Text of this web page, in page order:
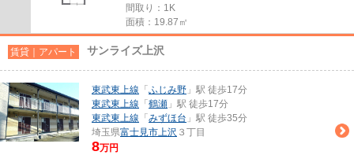
間取り：1K
面積：19.87㎡
賃貸｜アパート サンライズ上沢
東武東上線 「 ふじみ野 」駅 徒歩17分
東武東上線 「 鶴瀬 」駅 徒歩17分
東武東上線 「 みずほ台 」駅 徒歩35分
埼玉県富士見市上沢 ３丁目
8万円